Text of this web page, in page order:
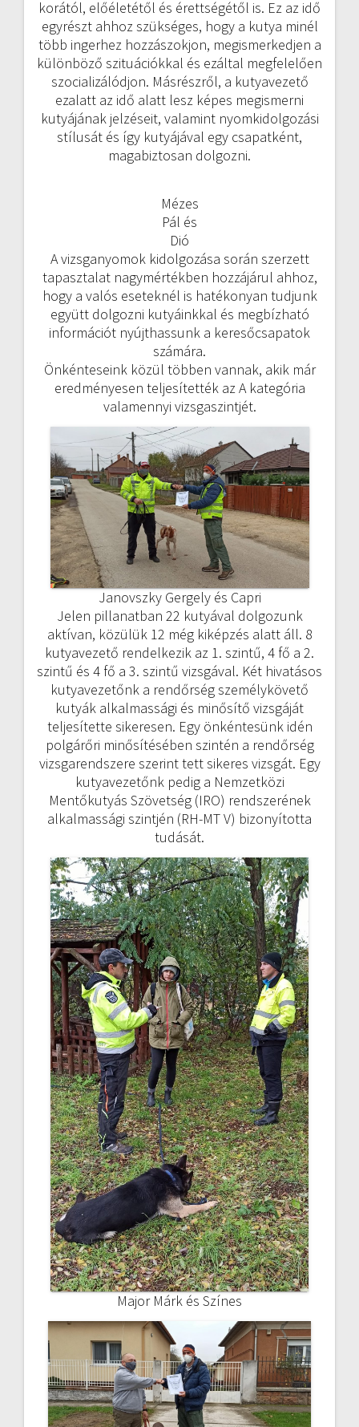
korától, előéletétől és érettségétől is. Ez az idő
egyrészt ahhoz szükséges, hogy a kutya minél
több ingerhez hozzászokjon, megismerkedjen a
különböző szituációkkal és ezáltal megfelelően
szocializálódjon. Másrészről, a kutyavezető
ezalatt az idő alatt lesz képes megismerni
kutyájának jelzéseit, valamint nyomkidolgozási
stílusát és így kutyájával egy csapatként,
magabiztosan dolgozni.
Mézes
Pál és
Dió
A vizsganyomok kidolgozása során szerzett
tapasztalat nagymértékben hozzájárul ahhoz,
hogy a valós eseteknél is hatékonyan tudjunk
együtt dolgozni kutyáinkkal és megbízható
információt nyújthassunk a keresőcsapatok
számára.
Önkénteseink közül többen vannak, akik már
eredményesen teljesítették az A kategória
valamennyi vizsgaszintjét.
Janovszky Gergely és Capri
Jelen pillanatban 22 kutyával dolgozunk
aktívan, közülük 12 még kiképzés alatt áll. 8
kutyavezető rendelkezik az 1. szintű, 4 fő a 2.
szintű és 4 fő a 3. szintű vizsgával. Két hivatásos
kutyavezetőnk a rendőrség személykövető
kutyák alkalmassági és minősítő vizsgáját
teljesítette sikeresen. Egy önkéntesünk idén
polgárőri minősítésében szintén a rendőrség
vizsgarendszere szerint tett sikeres vizsgát. Egy
kutyavezetőnk pedig a Nemzetközi
Mentőkutyás Szövetség (IRO) rendszerének
alkalmassági szintjén (RH-MT V) bizonyította
tudását.
Major Márk és Színes